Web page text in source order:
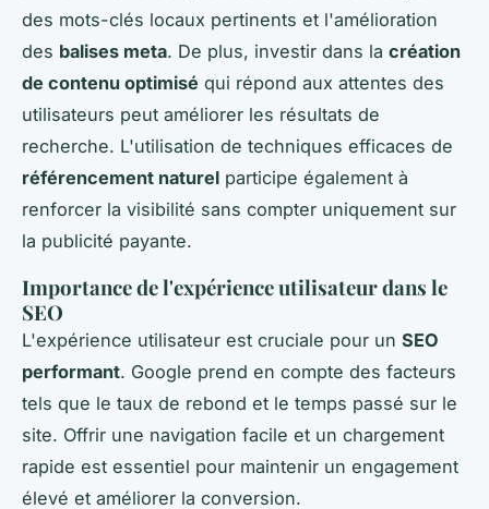
des mots-clés locaux pertinents et l'amélioration
des balises meta. De plus, investir dans la création
de contenu optimisé qui répond aux attentes des
utilisateurs peut améliorer les résultats de
recherche. L'utilisation de techniques efficaces de
référencement naturel participe également à
renforcer la visibilité sans compter uniquement sur
la publicité payante.
Importance de l'expérience utilisateur dans le
SEO
L'expérience utilisateur est cruciale pour un SEO
performant. Google prend en compte des facteurs
tels que le taux de rebond et le temps passé sur le
site. Offrir une navigation facile et un chargement
rapide est essentiel pour maintenir un engagement
élevé et améliorer la conversion.